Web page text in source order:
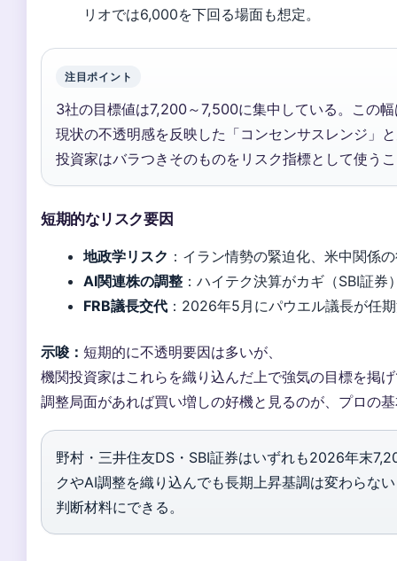
リオでは6,000を下回る場面も想定。
注目ポイント
3社の目標値は7,200～7,500に集中している。この
現状の不透明感を反映した「コンセンサスレンジ」
投資家はバラつきそのものをリスク指標として使う
短期的なリスク要因
地政学リスク ：イラン情勢の緊迫化、米中関係
AI関連株の調整 ：ハイテク決算がカギ（SBI証券
FRB議長交代 ：2026年5月にパウエル議長が任
示唆： 短期的に不透明要因は多いが、
機関投資家はこれらを織り込んだ上で強気の目標を掲
調整局面があれば買い増しの好機と見るのが、プロの
野村・三井住友DS・SBI証券はいずれも2026年末
クやAI調整を織り込んでも長期上昇基調は変わらな
判断材料にできる。